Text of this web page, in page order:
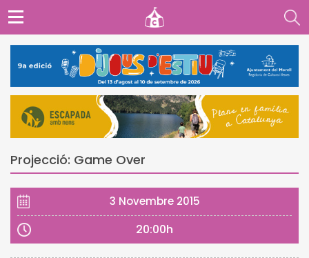
Projecció: Game Over
3 Novembre 2015
20:00h